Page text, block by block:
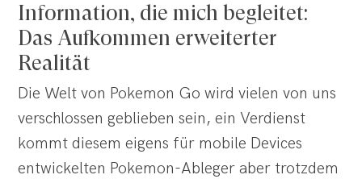
Information, die mich begleitet:
Das Aufkommen erweiterter
Realität
Die Welt von Pokemon Go wird vielen von uns
verschlossen geblieben sein, ein Verdienst
kommt diesem eigens für mobile Devices
entwickelten Pokemon-Ableger aber trotzdem